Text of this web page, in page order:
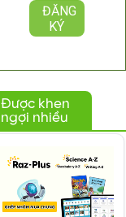
Được khen
ngợi nhiều